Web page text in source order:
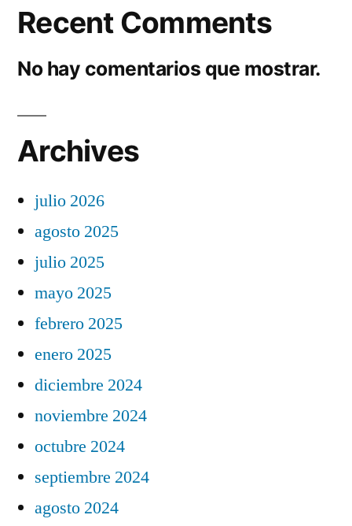
Recent Comments
No hay comentarios que mostrar.
Archives
julio 2026
agosto 2025
julio 2025
mayo 2025
febrero 2025
enero 2025
diciembre 2024
noviembre 2024
octubre 2024
septiembre 2024
agosto 2024